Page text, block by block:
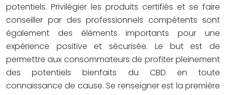
potentiels. Privilégier les produits certifiés et se faire
conseiller par des professionnels compétents sont
également des éléments importants pour une
expérience positive et sécurisée. Le but est de
permettre aux consommateurs de profiter pleinement
des potentiels bienfaits du CBD en toute
connaissance de cause. Se renseigner est la première